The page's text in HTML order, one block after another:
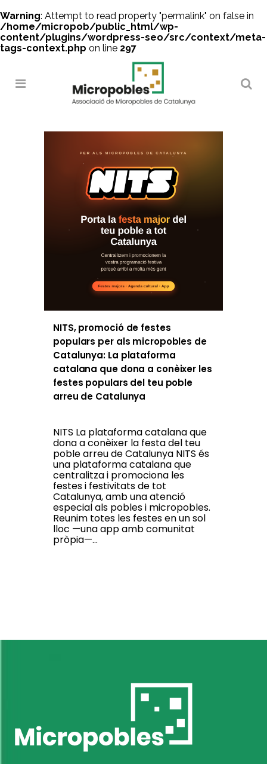
Warning: Attempt to read property "permalink" on false in
/home/micropob/public_html/wp-
content/plugins/wordpress-seo/src/context/meta-
tags-context.php on line 297
NITS, promoció de festes
populars per als micropobles de
Catalunya: La plataforma
catalana que dona a conèixer les
festes populars del teu poble
arreu de Catalunya
NITS La plataforma catalana que
dona a conèixer la festa del teu
poble arreu de Catalunya NITS és
una plataforma catalana que
centralitza i promociona les
festes i festivitats de tot
Catalunya, amb una atenció
especial als pobles i micropobles.
Reunim totes les festes en un sol
lloc —una app amb comunitat
pròpia—...